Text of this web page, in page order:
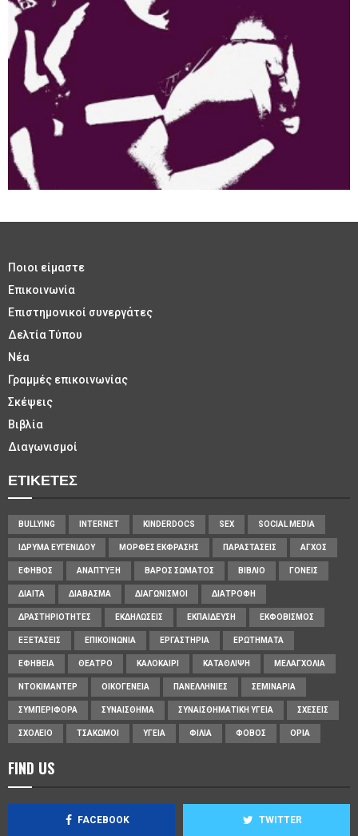
Ποιοι είμαστε
Επικοινωνία
Επιστημονικοί συνεργάτες
Δελτία Τύπου
Νέα
Γραμμές επικοινωνίας
Σκέψεις
Βιβλία
Διαγωνισμοί
ΕΤΙΚΈΤΕΣ
BULLYING INTERNET KINDERDOCS SEX SOCIAL MEDIA
ΊΔΡΥΜΑ ΕΥΓΕΝΊΔΟΥ ΜΟΡΦΈΣ ΈΚΦΡΑΣΗΣ ΠΑΡΑΣΤΆΣΕΙΣ ΆΓΧΟΣ
ΈΦΗΒΟΣ ΑΝΆΠΤΥΞΗ ΒΆΡΟΣ ΣΏΜΑΤΟΣ ΒΙΒΛΊΟ ΓΟΝΕΊΣ
ΔΊΑΙΤΑ ΔΙΆΒΑΣΜΑ ΔΙΑΓΩΝΙΣΜΟΊ ΔΙΑΤΡΟΦΉ
ΔΡΑΣΤΗΡΙΌΤΗΤΕΣ ΕΚΔΗΛΏΣΕΙΣ ΕΚΠΑΊΔΕΥΣΗ ΕΚΦΟΒΙΣΜΌΣ
ΕΞΕΤΆΣΕΙΣ ΕΠΙΚΟΙΝΩΝΊΑ ΕΡΓΑΣΤΉΡΙΑ ΕΡΩΤΉΜΑΤΑ
ΕΦΗΒΕΊΑ ΘΈΑΤΡΟ ΚΑΛΟΚΑΊΡΙ ΚΑΤΆΘΛΙΨΗ ΜΕΛΑΓΧΟΛΊΑ
ΝΤΟΚΙΜΑΝΤΈΡ ΟΙΚΟΓΈΝΕΙΑ ΠΑΝΕΛΛΉΝΙΕΣ ΣΕΜΙΝΆΡΙΑ
ΣΥΜΠΕΡΙΦΟΡΆ ΣΥΝΑΊΣΘΗΜΑ ΣΥΝΑΙΣΘΗΜΑΤΙΚΉ ΥΓΕΊΑ ΣΧΈΣΕΙΣ
ΣΧΟΛΕΊΟ ΤΣΑΚΩΜΟΊ ΥΓΕΊΑ ΦΙΛΊΑ ΦΌΒΟΣ ΌΡΙΑ
FIND US
FACEBOOK TWITTER